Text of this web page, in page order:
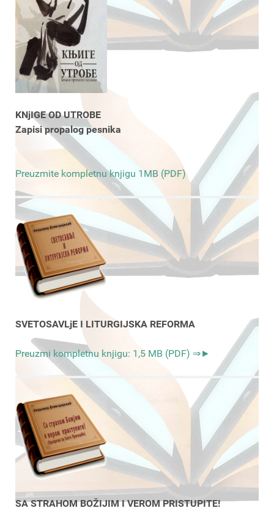
KNjIGE OD UTROBE
Zapisi propalog pesnika
Preuzmite kompletnu knjigu 1MB (PDF)
SVETOSAVLjE I LITURGIJSKA REFORMA
Preuzmi kompletnu knjigu: 1,5 MB (PDF) ⇒►
SA STRAHOM BOŽIJIM I VEROM PRISTUPITE!